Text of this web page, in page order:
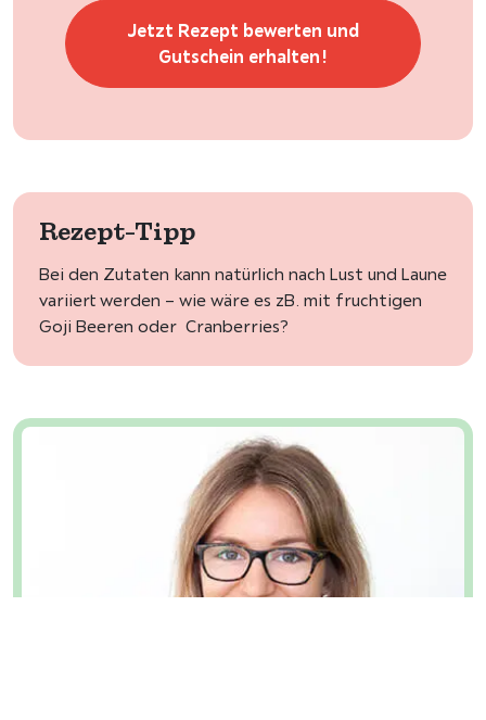
Jetzt Rezept bewerten und
Gutschein erhalten!
Rezept-Tipp
Bei den Zutaten kann natürlich nach Lust und Laune
variiert werden – wie wäre es zB. mit fruchtigen
Goji Beeren oder Cranberries?